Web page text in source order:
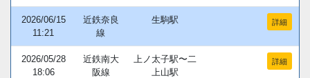
2026/06/15
11:21
近鉄奈良
線
生駒駅 詳細
2026/05/28
18:06
近鉄南大
阪線
上ノ太子駅〜二
上山駅
詳細